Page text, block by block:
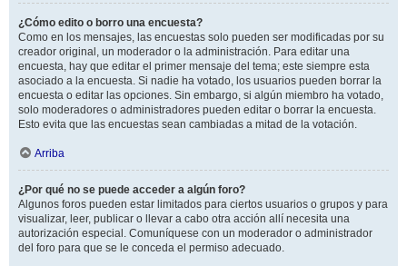
¿Cómo edito o borro una encuesta?
Como en los mensajes, las encuestas solo pueden ser modificadas por su
creador original, un moderador o la administración. Para editar una
encuesta, hay que editar el primer mensaje del tema; este siempre esta
asociado a la encuesta. Si nadie ha votado, los usuarios pueden borrar la
encuesta o editar las opciones. Sin embargo, si algún miembro ha votado,
solo moderadores o administradores pueden editar o borrar la encuesta.
Esto evita que las encuestas sean cambiadas a mitad de la votación.
Arriba
¿Por qué no se puede acceder a algún foro?
Algunos foros pueden estar limitados para ciertos usuarios o grupos y para
visualizar, leer, publicar o llevar a cabo otra acción allí necesita una
autorización especial. Comuníquese con un moderador o administrador
del foro para que se le conceda el permiso adecuado.